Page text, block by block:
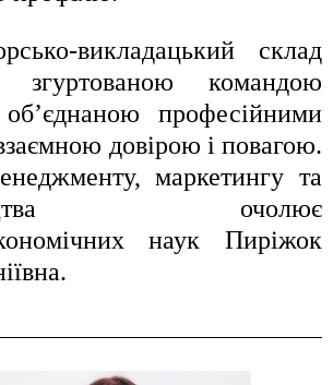
викладацький склад
командою
об’єднаною професійними
довірою і повагою.
маркетингу та
очолює
наук Пиріжок